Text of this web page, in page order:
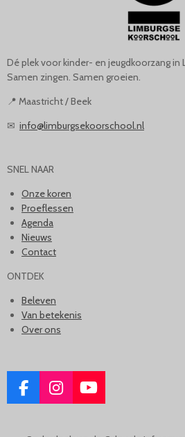
Dé plek voor kinder- en jeugdkoorzang in
Samen zingen. Samen groeien.
📍 Maastricht / Beek
✉ info@limburgsekoorschool.nl
SNEL NAAR
Onze koren
Proeflessen
Agenda
Nieuws
Contact
ONTDEK
Beleven
Van betekenis
Over ons
F
A
I
N
Y
O